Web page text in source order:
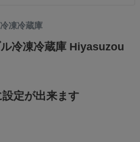
凍冷蔵庫
冷凍冷蔵庫 Hiyasuzou
定が出来ます